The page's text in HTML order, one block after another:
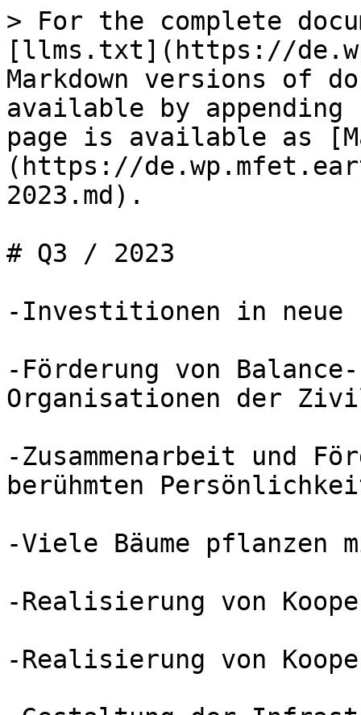
> For the complete
[llms.txt](https://
Markdown versions of
available by
page is available as
(https://
2023.md).
# Q3 / 2023
-Investitionen in neue
-Förderung von
Organisationen der
-Zusammenarbeit und
berühmten
-Viele Bäume pflanzen
-Realisierung von
-Realisierung von